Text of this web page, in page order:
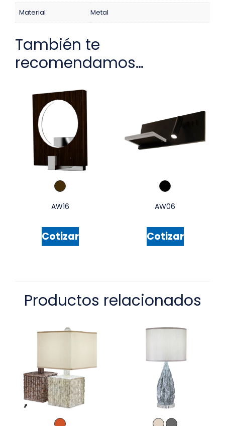
Material Metal
También te
recomendamos…
AW16
Cotizar
AW06
Cotizar
Productos relacionados